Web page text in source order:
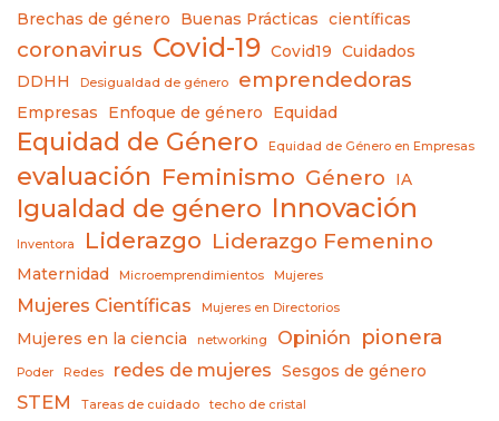
Brechas de género Buenas Prácticas científicas
coronavirus Covid-19 Covid19
Cuidados
DDHH
Desigualdad de género emprendedoras
Empresas Enfoque de género Equidad
Equidad de Género Equidad de Género en Empresas
evaluación Feminismo Género IA
Igualdad de género Innovación
Inventora Liderazgo Liderazgo Femenino
Maternidad Microemprendimientos Mujeres
Mujeres Científicas Mujeres en Directorios
Mujeres en la ciencia networking Opinión pionera
Poder Redes redes de mujeres Sesgos de género
STEM Tareas de cuidado techo de cristal